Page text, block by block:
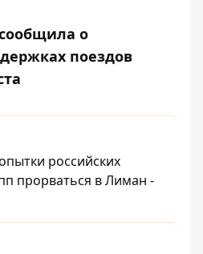
о
поездов
российских
прорваться в Лиман -